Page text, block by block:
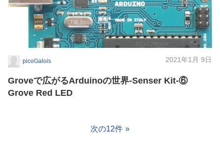
picoGalois 2021年1月 9日
Groveで広がるArduinoの世界-Senser Kit-⑥
Grove Red LED
次の12件